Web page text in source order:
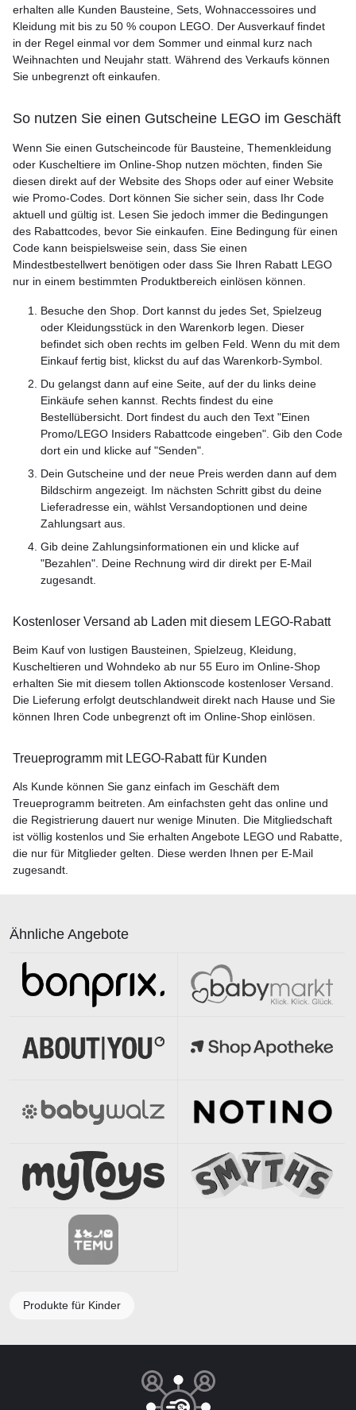
erhalten alle Kunden Bausteine, Sets, Wohnaccessoires und
Kleidung mit bis zu 50 % coupon LEGO. Der Ausverkauf findet
in der Regel einmal vor dem Sommer und einmal kurz nach
Weihnachten und Neujahr statt. Während des Verkaufs können
Sie unbegrenzt oft einkaufen.
So nutzen Sie einen Gutscheine LEGO im Geschäft
Wenn Sie einen Gutscheincode für Bausteine, Themenkleidung
oder Kuscheltiere im Online-Shop nutzen möchten, finden Sie
diesen direkt auf der Website des Shops oder auf einer Website
wie Promo-Codes. Dort können Sie sicher sein, dass Ihr Code
aktuell und gültig ist. Lesen Sie jedoch immer die Bedingungen
des Rabattcodes, bevor Sie einkaufen. Eine Bedingung für einen
Code kann beispielsweise sein, dass Sie einen
Mindestbestellwert benötigen oder dass Sie Ihren Rabatt LEGO
nur in einem bestimmten Produktbereich einlösen können.
Besuche den Shop. Dort kannst du jedes Set, Spielzeug
oder Kleidungsstück in den Warenkorb legen. Dieser
befindet sich oben rechts im gelben Feld. Wenn du mit dem
Einkauf fertig bist, klickst du auf das Warenkorb-Symbol.
Du gelangst dann auf eine Seite, auf der du links deine
Einkäufe sehen kannst. Rechts findest du eine
Bestellübersicht. Dort findest du auch den Text "Einen
Promo/LEGO Insiders Rabattcode eingeben". Gib den Code
dort ein und klicke auf "Senden".
Dein Gutscheine und der neue Preis werden dann auf dem
Bildschirm angezeigt. Im nächsten Schritt gibst du deine
Lieferadresse ein, wählst Versandoptionen und deine
Zahlungsart aus.
Gib deine Zahlungsinformationen ein und klicke auf
"Bezahlen". Deine Rechnung wird dir direkt per E-Mail
zugesandt.
Kostenloser Versand ab Laden mit diesem LEGO-Rabatt
Beim Kauf von lustigen Bausteinen, Spielzeug, Kleidung,
Kuscheltieren und Wohndeko ab nur 55 Euro im Online-Shop
erhalten Sie mit diesem tollen Aktionscode kostenloser Versand.
Die Lieferung erfolgt deutschlandweit direkt nach Hause und Sie
können Ihren Code unbegrenzt oft im Online-Shop einlösen.
Treueprogramm mit LEGO-Rabatt für Kunden
Als Kunde können Sie ganz einfach im Geschäft dem
Treueprogramm beitreten. Am einfachsten geht das online und
die Registrierung dauert nur wenige Minuten. Die Mitgliedschaft
ist völlig kostenlos und Sie erhalten Angebote LEGO und Rabatte,
die nur für Mitglieder gelten. Diese werden Ihnen per E-Mail
zugesandt.
Ähnliche Angebote
Produkte für Kinder